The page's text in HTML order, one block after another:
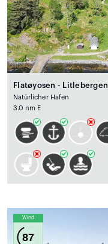
Flatøyosen - Litlebergen
Natürlicher Hafen
3.0 nm E
Wind
87